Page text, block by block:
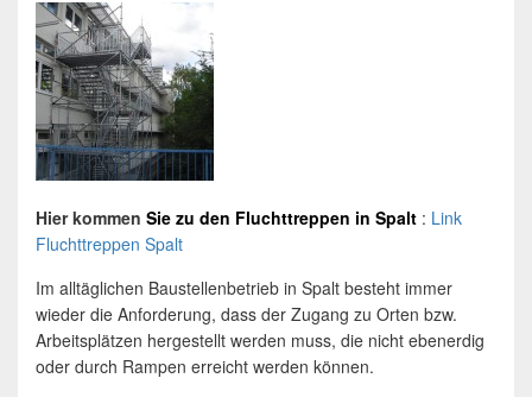
Hier kommen Sie zu den Fluchttreppen in Spalt : Link
Fluchttreppen Spalt
Im alltäglichen Baustellenbetrieb in Spalt besteht immer
wieder die Anforderung, dass der Zugang zu Orten bzw.
Arbeitsplätzen hergestellt werden muss, die nicht ebenerdig
oder durch Rampen erreicht werden können.